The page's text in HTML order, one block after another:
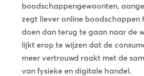
boodschappengewoonten,
zegt liever online boodschappen
doen dan terug te gaan naar de
lijkt erop te wijzen dat de
meer vertrouwd raakt met de
van fysieke en digitale handel.